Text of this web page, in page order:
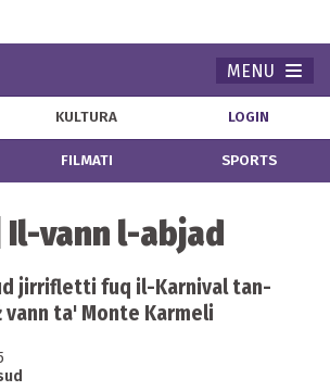
MENU
KULTURA LOGIN
FILMATI SPORTS
Il-vann l-abjad
jirrifletti fuq il-Karnival tan-
vann ta' Monte Karmeli